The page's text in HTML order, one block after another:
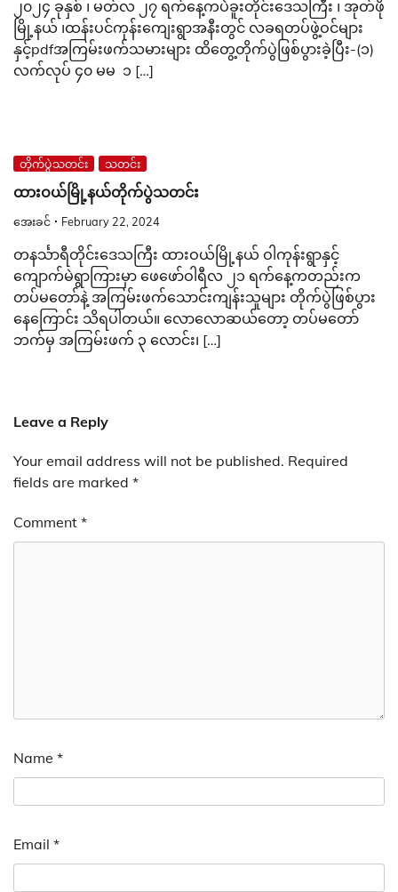
၂၀၂၄ ခုနှစ် ၊ မတ်လ ၂၇ ရက်နေ့ကပဲခူးတိုင်းဒေသကြီး ၊ အုတ်ဖို
မြို့နယ် ၊ထန်းပင်ကုန်းကျေးရွာအနီးတွင် လခရတပ်ဖွဲ့ဝင်များ
နှင့်pdfအကြမ်းဖက်သမားများ ထိတွေ့တိုက်ပွဲဖြစ်ပွားခဲ့ပြီး-(၁)
လက်လုပ် ၄၀ မမ ၁ […]
တိုက်ပွဲသတင်း သတင်း
ထားဝယ်မြို့နယ်တိုက်ပွဲသတင်း
အေးခင် February 22, 2024
တနင်္သာရီတိုင်းဒေသကြီး ထားဝယ်မြို့နယ် ဝါကုန်းရွာနှင့်
ကျောက်မဲရွာကြားမှာ ဖေဖော်ဝါရီလ ၂၁ ရက်နေ့ကတည်းက
တပ်မတော်နဲ့ အကြမ်းဖက်သောင်းကျန်းသူများ တိုက်ပွဲဖြစ်ပွား
နေကြောင်း သိရပါတယ်။ လောလောဆယ်တော့ တပ်မတော်
ဘက်မှ အ​ကြမ်းဖက် ၃ လောင်း၊ […]
Leave a Reply
Your email address will not be published. Required
fields are marked *
Comment *
Name *
Email *